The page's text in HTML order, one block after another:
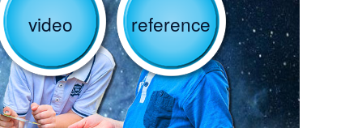
video reference